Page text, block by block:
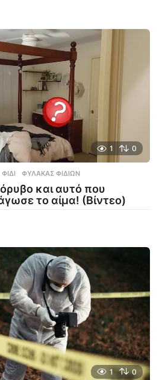
1 0
,ΦΊΔΙ ,ΦΎΛΑΚΑΣ ΦΙΔΙΏΝ
και αυτό που
το αίμα! (Βίντεο)
1 0